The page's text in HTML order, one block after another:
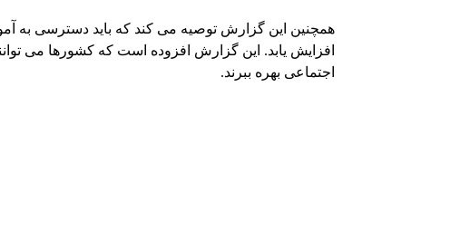
همچنین این گزارش توصیه می کند که باید دسترسی به
افزایش یابد. این گزارش افزوده است که کشورها می
اجتماعی بهره ببرند.